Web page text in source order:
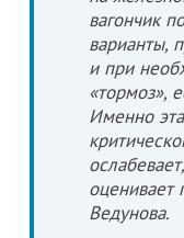
вагончик
варианты,
и при
«тормоз»,
Именно
оценивает
Ведунова.